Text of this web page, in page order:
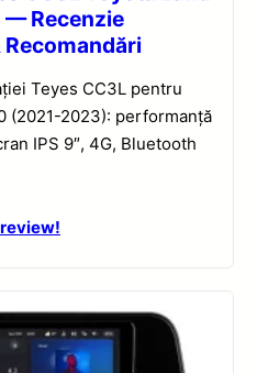
Recenzie
Recomandări
Teyes CC3L pentru
(2021-2023): performanță
IPS 9″, 4G, Bluetooth